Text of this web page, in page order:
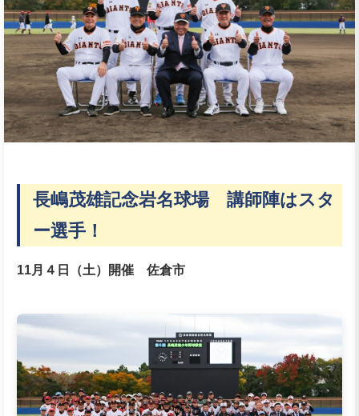
長嶋茂雄記念岩名球場
講師陣はスタ
ー選手！
11月４日（土）開催 佐倉市